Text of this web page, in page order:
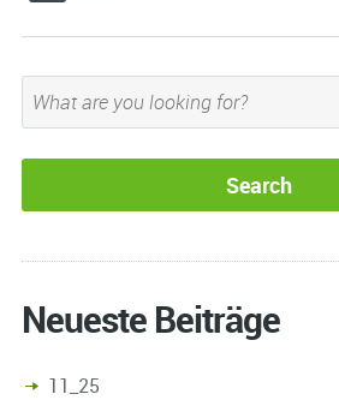
Neueste Beiträge
11_25